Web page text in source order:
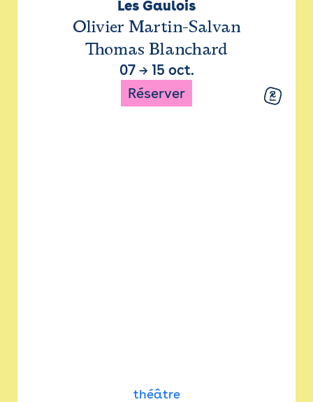
Les Gaulois
Olivier Martin-Salvan
Thomas Blanchard
07→ 15 oct.
Réserver
théâtre